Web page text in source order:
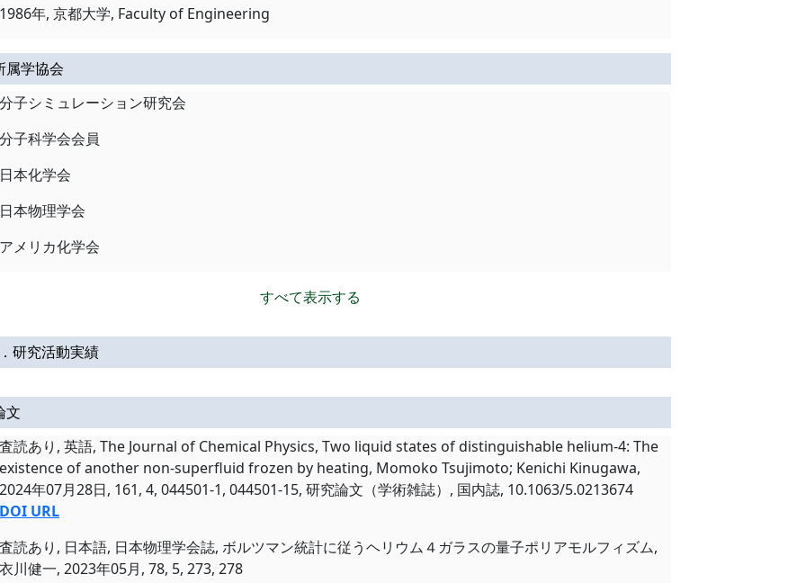
1986年, 京都大学, Faculty of Engineering
属学協会
分子シミュレーション研究会
分子科学会会員
日本化学会
日本物理学会
アメリカ化学会
すべて表示する
研究活動実績
文
査読あり, 英語, The Journal of Chemical Physics, Two liquid states of distinguishable helium-4: The
existence of another non-superfluid frozen by heating, Momoko Tsujimoto; Kenichi Kinugawa,
2024年07月28日, 161, 4, 044501-1, 044501-15, 研究論文（学術雑誌）, 国内誌, 10.1063/5.0213674
DOI URL
査読あり, 日本語, 日本物理学会誌, ボルツマン統計に従うヘリウム４ガラスの量子ポリアモルフィズム,
衣川健一, 2023年05月, 78, 5, 273, 278